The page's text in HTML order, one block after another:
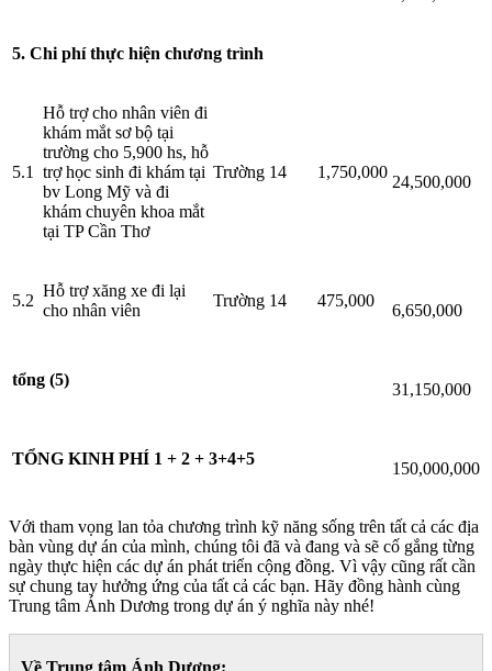
5. Chi phí thực hiện chương trình
5.1
Hỗ trợ cho nhân viên đi
khám mắt sơ bộ tại
trường cho 5,900 hs, hỗ
trợ học sinh đi khám tại
bv Long Mỹ và đi
khám chuyên khoa mắt
tại TP Cần Thơ
Trường 14 1,750,000
24,500,000
5.2
Hỗ trợ xăng xe đi lại
cho nhân viên
Trường 14 475,000
6,650,000
tổng (5)
31,150,000
TỔNG KINH PHÍ 1 + 2 + 3+4+5
150,000,000
Với tham vọng lan tỏa chương trình kỹ năng sống trên tất cả các địa
bàn vùng dự án của mình, chúng tôi đã và đang và sẽ cố gắng từng
ngày thực hiện các dự án phát triển cộng đồng. Vì vậy cũng rất cần
sự chung tay hưởng ứng của tất cả các bạn. Hãy đồng hành cùng
Trung tâm Ánh Dương trong dự án ý nghĩa này nhé!